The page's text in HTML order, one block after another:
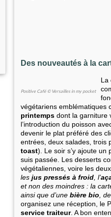
Des nouveautés à la
Positive Café © Versailles in my pocket
La
végétariens emblématiques
printemps dont la garniture
l’introduction du poisson
devenir le plat préféré des
entrées, deux salades, trois
toast). Le soir s’y ajoute un
suis passée. Les desserts
végétaliennes, voire les
les jus pressés à froid , l’
et non des moindres : la
ainsi que d’une bière bio ,
organisez une réception, le
service traiteur. A bon